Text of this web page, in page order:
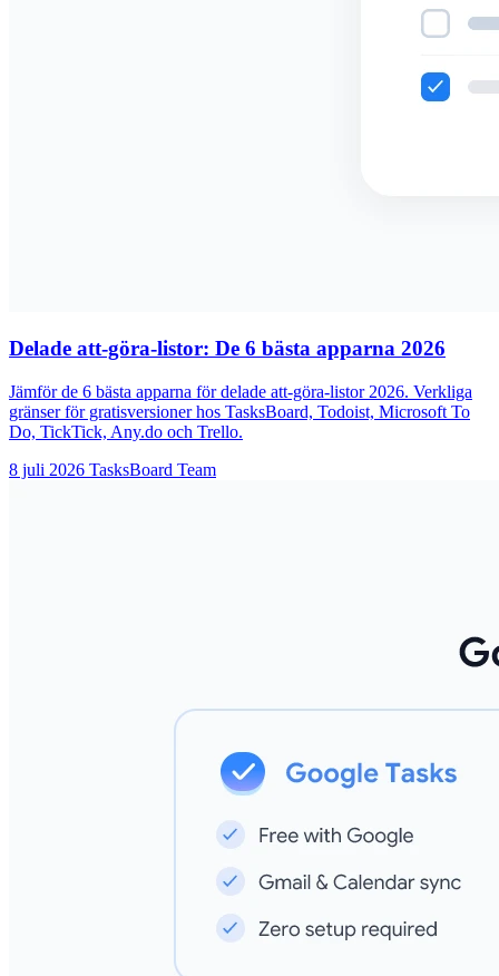
Delade att-göra-listor: De 6 bästa apparna 2026
Jämför de 6 bästa apparna för delade att-göra-listor 2026. Verkliga
gränser för gratisversioner hos TasksBoard, Todoist, Microsoft To
Do, TickTick, Any.do och Trello.
8 juli 2026 TasksBoard Team